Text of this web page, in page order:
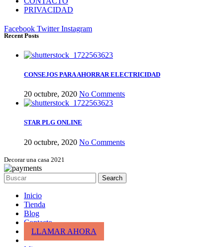
PRIVACIDAD
Facebook Twitter Instagram
Recent Posts
CONSEJOS PARA AHORRAR ELECTRICIDAD
20 octubre, 2020 No Comments
STAR PLG ONLINE
20 octubre, 2020 No Comments
Decorar una casa 2021
Search
Inicio
Tienda
Blog
Contacto
LLAMAR AHORA